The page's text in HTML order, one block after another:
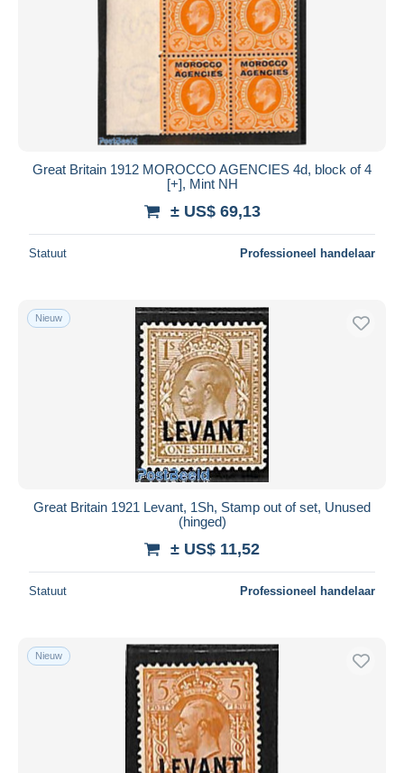
Great Britain 1912 MOROCCO AGENCIES 4d, block of 4
[+], Mint NH
± US$ 69,13
Statuut Professioneel handelaar
Nieuw
Great Britain 1921 Levant, 1Sh, Stamp out of set, Unused
(hinged)
± US$ 11,52
Statuut Professioneel handelaar
Nieuw